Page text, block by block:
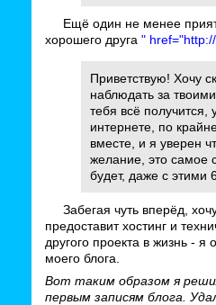
Ещё один не менее
хорошего друга "
Приветствую! Хочу
наблюдать за
тебя всё получится,
интернете, по
вместе, и я уверен
желание, это самое
будет, даже с этими
Забегая чуть вперёд,
предоставит хостинг и
другого проекта в жизнь -
моего блога.
Вот таким образом я
первым записям блога.